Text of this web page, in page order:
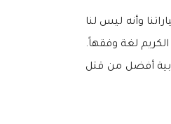
وأنه ليس لنا
لغة وفقهاً.
أفضل من قتل